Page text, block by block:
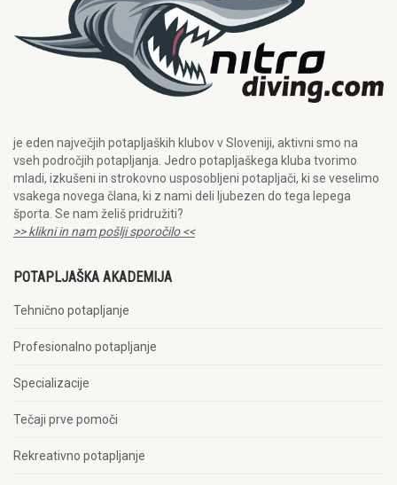
je eden največjih potapljaških klubov v Sloveniji, aktivni smo na
vseh področjih potapljanja. Jedro potapljaškega kluba tvorimo
mladi, izkušeni in strokovno usposobljeni potapljači, ki se veselimo
vsakega novega člana, ki z nami deli ljubezen do tega lepega
športa. Se nam želiš pridružiti?
>> klikni in nam pošlji sporočilo <<
POTAPLJAŠKA AKADEMIJA
Tehnično potapljanje
Profesionalno potapljanje
Specializacije
Tečaji prve pomoči
Rekreativno potapljanje